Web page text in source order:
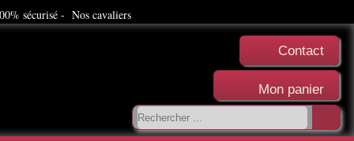
sécurisé - Nos cavaliers
Contact
Mon panier